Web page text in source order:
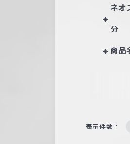
ネオ
分
商品
表示件数：